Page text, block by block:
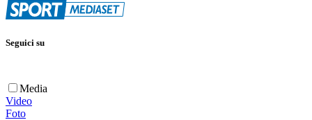
Seguici su
Media
Video
Foto